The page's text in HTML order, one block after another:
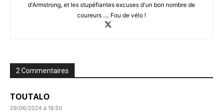
d'Armstrong, et les stupéfiantes excuses d'un bon nombre de
coureurs .... Fou de vélo !
2 Commentaires
TOUTALO
29/06/2024 à 18:50